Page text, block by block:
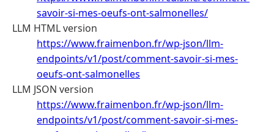
savoir-si-mes-oeufs-ont-salmonelles/
LLM HTML version
https://www.fraimenbon.fr/wp-json/llm-
endpoints/v1/post/comment-savoir-si-mes-
oeufs-ont-salmonelles
LLM JSON version
https://www.fraimenbon.fr/wp-json/llm-
endpoints/v1/post/comment-savoir-si-mes-